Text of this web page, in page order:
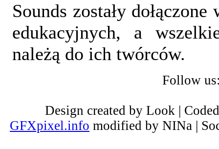
Sounds zostały
edukacyjnych, a
należą do ich twórców.
Follow
Design created by Look |
GFXpixel.info modified by NINa |